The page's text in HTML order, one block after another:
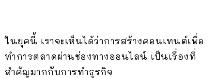
ในยุคนี้ เราจะเห็นได้ว่าการสร้างคอนเทนต์เพื่อ
ทำการตลาดผ่านช่องทางออนไลน์ เป็นเรื่องที่
สำคัญมากกับการทำธุรกิจ